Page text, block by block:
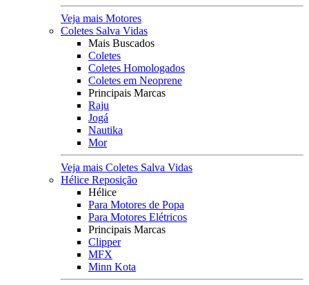
Veja mais Motores
Coletes Salva Vidas
Mais Buscados
Coletes
Coletes Homologados
Coletes em Neoprene
Principais Marcas
Raju
Jogá
Nautika
Mor
Veja mais Coletes Salva Vidas
Hélice Reposição
Hélice
Para Motores de Popa
Para Motores Elétricos
Principais Marcas
Clipper
MFX
Minn Kota